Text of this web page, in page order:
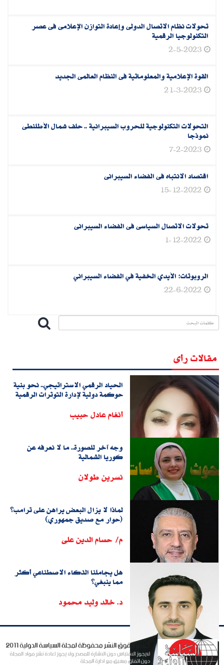
تحولات نظام الاتصال الدولى وإعادة التوازن الإعلامى فى عصر
التكنولوجيا الرقمية
2-5-2023
القوة الإعلامية والمعلوماتية فى النظام العالمى الجديد
21-3-2023
التحولات التكنولوجية للحروب السيبرانية .. حلف شمال الأطلنطى
نموذجا
7-2-2023
اقتصاد الانتباه فى الفضاء السيبرانى
15-12-2022
تحولات الاتصال السياسى فى الفضاء السيبرانى
1-12-2022
الروبوتات: الأيدي الخفية في الفضاء السيبراني
22-6-2022
مقالات رأى
الحياد الرقمي الاستراتيجي.. نحو بنية
حوكمة دولية لإدارة التوترات الرقمية
أنغام عادل حبيب
وجه آخر للصورة.. ما لا نعرفه عن
كوريا الشمالية
نسرين طولان
لماذا لا يزال البعض يراهن على ترامب؟
(حوار مع صديق جمهوري)
م/ حسام الدين على
هل يجاملنا الذكاء الاصطناعي أكثر
مما ينبغي؟
د. خالد وليد محمود